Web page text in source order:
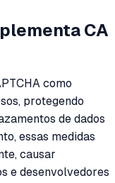
CA
como
protegendo
de dados
essas medidas
causar
e desenvolvedores